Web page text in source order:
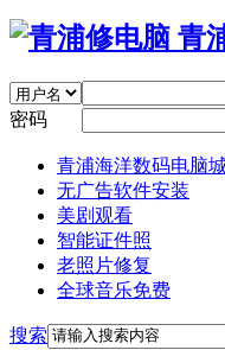
密码
青浦海洋数码电脑
无广告软件安装
美剧观看
智能证件照
老照片修复
全球音乐免费
搜索